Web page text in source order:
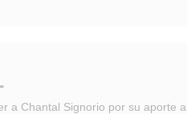
a Chantal Signorio por su aporte